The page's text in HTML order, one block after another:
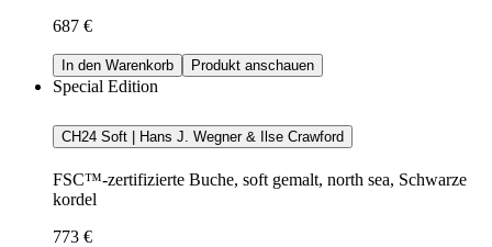
687 €
In den Warenkorb Produkt anschauen
Special Edition
CH24 Soft | Hans J. Wegner & Ilse Crawford
FSC™-zertifizierte Buche, soft gemalt, north sea, Schwarze
kordel
773 €